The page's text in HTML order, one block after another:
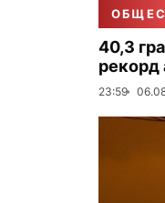
40,3
рекорд
23:59